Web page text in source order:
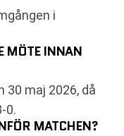
i
MÖTE INNAN
maj 2026, då
0.
MATCHEN?